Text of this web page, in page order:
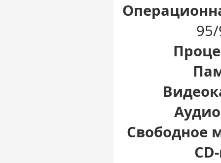
Свободное